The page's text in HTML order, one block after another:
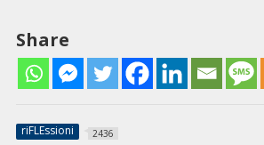
Share
riFLEssioni 2436